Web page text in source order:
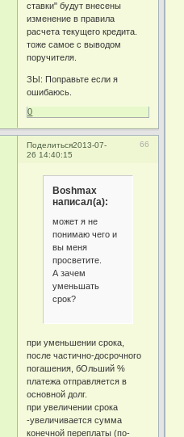
ставки" будут внесены
изменение в правила
расчета текущего кредита.
тоже самое с выводом
поручителя.
ЗЫ: Поправьте если я
ошибаюсь.
0
Поделиться 66
2013-07-
26 14:40:15
Boshmax
написал(а):
может я не
понимаю чего и
вы меня
просветите.
А зачем
уменьшать
срок?
при уменьшении срока,
после частично-досрочного
погашения, бОльший %
платежа отправляется в
основной долг.
при увеличении срока
-увеличивается сумма
конечной переплаты (по-